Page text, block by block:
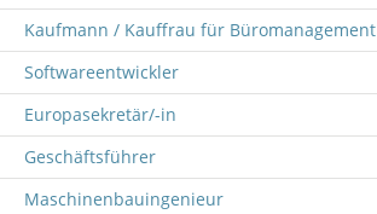
Kaufmann / Kauffrau für Büromanagement
Softwareentwickler
Europasekretär/-in
Geschäftsführer
Maschinenbauingenieur